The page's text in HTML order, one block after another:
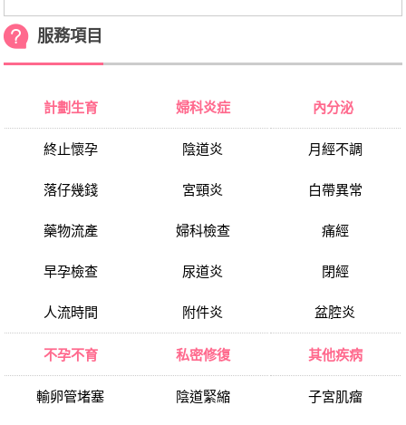
服務項目
計劃生育
終止懷孕
落仔幾錢
藥物流產
早孕檢查
人流時間
婦科炎症
陰道炎
宮頸炎
婦科檢查
尿道炎
附件炎
內分泌
月經不調
白帶異常
痛經
閉經
盆腔炎
不孕不育
輸卵管堵塞
私密修復
陰道緊縮
其他疾病
子宮肌瘤